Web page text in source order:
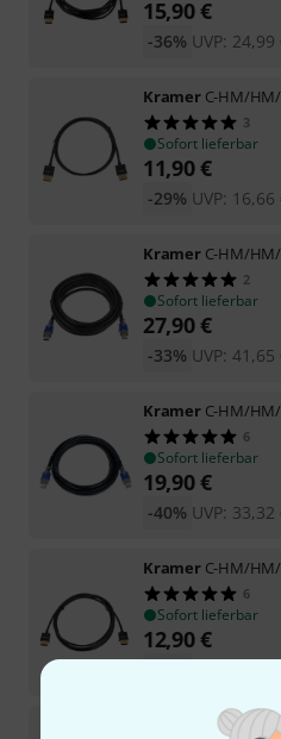
15,90€
UVP: 24,99
-36%
Kramer C-HM/
3
Sofort lieferbar
11,90€
UVP: 16,66
-29%
Kramer C-HM/
2
Sofort lieferbar
27,90€
UVP: 41,65
-33%
Kramer C-HM/
6
Sofort lieferbar
19,90€
UVP: 33,32
-40%
Kramer C-HM/
6
Sofort lieferbar
12,90€
C-HM/